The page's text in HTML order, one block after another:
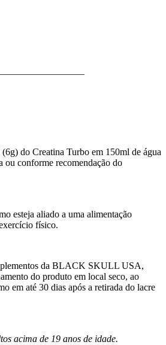
do Creatina Turbo em 150ml de água
ou conforme recomendação do
esteja aliado a uma alimentação
físico.
da BLACK SKULL USA,
do produto em local seco, ao
em até 30 dias após a retirada do lacre
acima de 19 anos de idade.